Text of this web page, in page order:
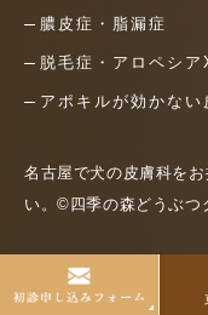
膿皮症・脂漏症
脱毛症・アロペシア
アポキルが効かない
名古屋で犬の皮膚科を
い。©四季の森どうぶつ